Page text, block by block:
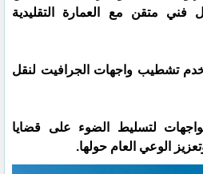
متقن مع العمارة التقليدية
تشطيب واجهات الجرافيت لنقل
لتسليط الضوء على قضايا
الوعي العام حولها.